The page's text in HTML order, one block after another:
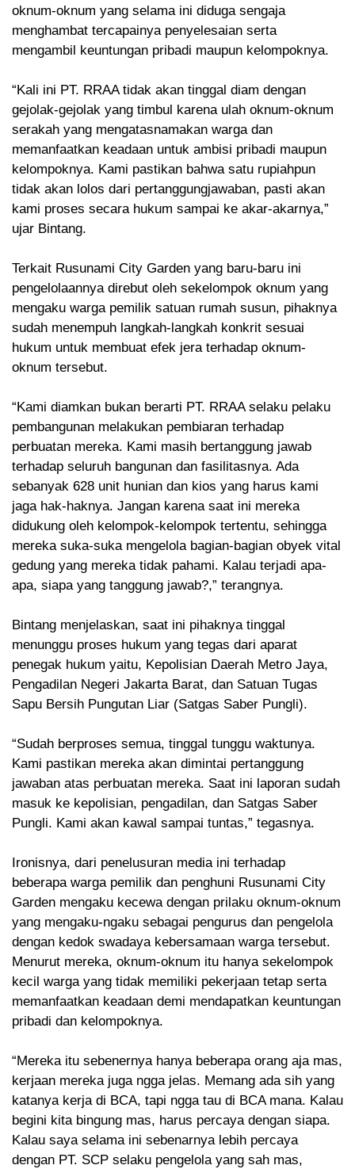
oknum-oknum yang selama ini diduga sengaja
menghambat tercapainya penyelesaian serta
mengambil keuntungan pribadi maupun kelompoknya.
“Kali ini PT. RRAA tidak akan tinggal diam dengan
gejolak-gejolak yang timbul karena ulah oknum-oknum
serakah yang mengatasnamakan warga dan
memanfaatkan keadaan untuk ambisi pribadi maupun
kelompoknya. Kami pastikan bahwa satu rupiahpun
tidak akan lolos dari pertanggungjawaban, pasti akan
kami proses secara hukum sampai ke akar-akarnya,”
ujar Bintang.
Terkait Rusunami City Garden yang baru-baru ini
pengelolaannya direbut oleh sekelompok oknum yang
mengaku warga pemilik satuan rumah susun, pihaknya
sudah menempuh langkah-langkah konkrit sesuai
hukum untuk membuat efek jera terhadap oknum-
oknum tersebut.
“Kami diamkan bukan berarti PT. RRAA selaku pelaku
pembangunan melakukan pembiaran terhadap
perbuatan mereka. Kami masih bertanggung jawab
terhadap seluruh bangunan dan fasilitasnya. Ada
sebanyak 628 unit hunian dan kios yang harus kami
jaga hak-haknya. Jangan karena saat ini mereka
didukung oleh kelompok-kelompok tertentu, sehingga
mereka suka-suka mengelola bagian-bagian obyek vital
gedung yang mereka tidak pahami. Kalau terjadi apa-
apa, siapa yang tanggung jawab?,” terangnya.
Bintang menjelaskan, saat ini pihaknya tinggal
menunggu proses hukum yang tegas dari aparat
penegak hukum yaitu, Kepolisian Daerah Metro Jaya,
Pengadilan Negeri Jakarta Barat, dan Satuan Tugas
Sapu Bersih Pungutan Liar (Satgas Saber Pungli).
“Sudah berproses semua, tinggal tunggu waktunya.
Kami pastikan mereka akan dimintai pertanggung
jawaban atas perbuatan mereka. Saat ini laporan sudah
masuk ke kepolisian, pengadilan, dan Satgas Saber
Pungli. Kami akan kawal sampai tuntas,” tegasnya.
Ironisnya, dari penelusuran media ini terhadap
beberapa warga pemilik dan penghuni Rusunami City
Garden mengaku kecewa dengan prilaku oknum-oknum
yang mengaku-ngaku sebagai pengurus dan pengelola
dengan kedok swadaya kebersamaan warga tersebut.
Menurut mereka, oknum-oknum itu hanya sekelompok
kecil warga yang tidak memiliki pekerjaan tetap serta
memanfaatkan keadaan demi mendapatkan keuntungan
pribadi dan kelompoknya.
“Mereka itu sebenernya hanya beberapa orang aja mas,
kerjaan mereka juga ngga jelas. Memang ada sih yang
katanya kerja di BCA, tapi ngga tau di BCA mana. Kalau
begini kita bingung mas, harus percaya dengan siapa.
Kalau saya selama ini sebenarnya lebih percaya
dengan PT. SCP selaku pengelola yang sah mas,